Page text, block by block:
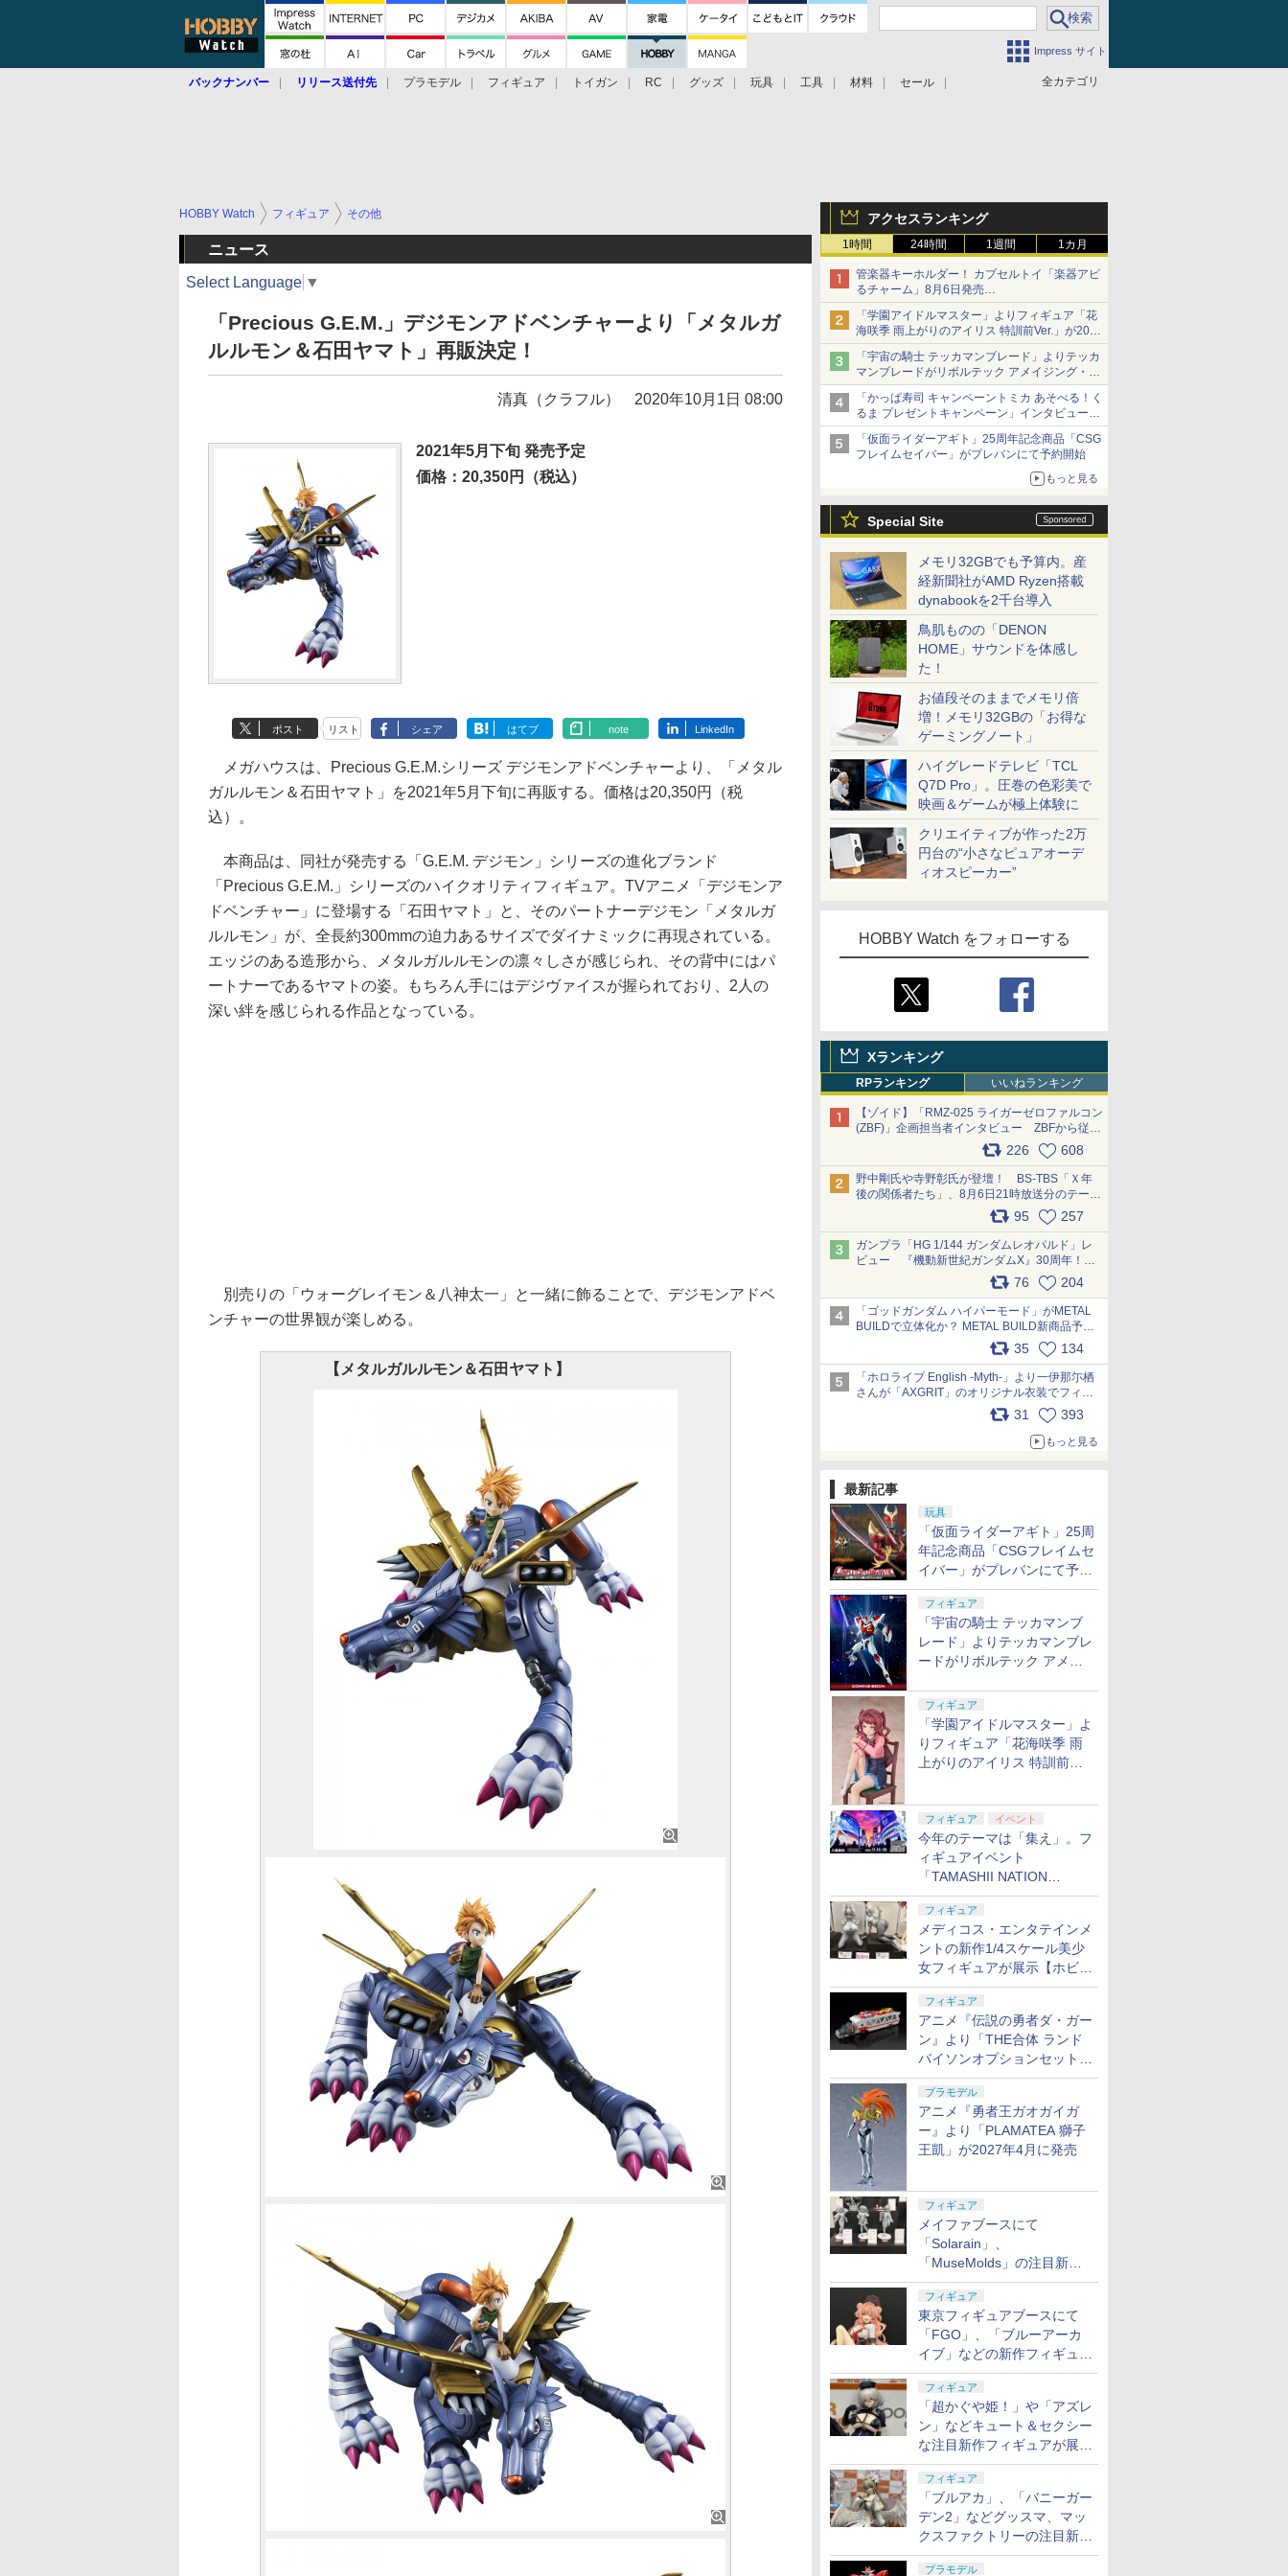
Impress サイト
全カテゴリ
バックナンバー リリース送付先 プラモデル フィギュア トイガン RC グッズ 玩具 工具 材料 セール
アクセスランキング
1時間 24時間 1週間 1カ月
管楽器キーホルダー！ カプセルトイ「楽器アピ
るチャーム」8月6日発売
チューバ、テナサクなど5種各3色
「学園アイドルマスター」よりフィギュア「花
海咲季 雨上がりのアイリス 特訓前Ver.」が2027
年4月に発売
「宇宙の騎士 テッカマンブレード」よりテッカ
マンブレードがリボルテック アメイジング・ヤ
マグチで商品化決定
「かっぱ寿司 キャンペーントミカ あそべる！く
るま プレゼントキャンペーン」インタビュー
子どもが楽しめるかっぱ寿司ならではの体験と
コラボの楽しさを追求
「仮面ライダーアギト」25周年記念商品「CSG
フレイムセイバー」がプレバンにて予約開始
もっと見る
Special Site
メモリ32GBでも予算内。産
経新聞社がAMD Ryzen搭載
dynabookを2千台導入
鳥肌ものの「DENON
HOME」サウンドを体感し
た！
お値段そのままでメモリ倍
増！メモリ32GBの「お得な
ゲーミングノート」
ハイグレードテレビ「TCL
Q7D Pro」。圧巻の色彩美で
映画＆ゲームが極上体験に
クリエイティブが作った2万
円台の“小さなピュアオーデ
ィオスピーカー”
HOBBY Watch をフォローする
Xランキング
RPランキング いいねランキング
【ゾイド】「RMZ-025 ライガーゼロファルコン
(ZBF)」企画担当者インタビュー ZBFから従来
デザインまで再現可能なボリューム満点のキッ
ト pic.x.com/6zOqQAQKkX
226 608
野中剛氏や寺野彰氏が登壇！ BS-TBS「Ｘ年
後の関係者たち」、8月6日21時放送分のテーマ
は「超合金」！ pic.x.com/uWyt1uyuFm
95 257
ガンプラ「HG 1/144 ガンダムレオパルド」レ
ビュー 『機動新世紀ガンダムX』30周年！イ
ンナーアームガトリングの変形機構まで再現し
最新フォーマットでキット化！
pic.x.com/nszPIDTpbg
76 204
「ゴッドガンダム ハイパーモード」がMETAL
BUILDで立体化か？ METAL BUILD新商品予告
が公開 pic.x.com/HIcLLIM3ar35 134
「ホロライブ English -Myth-」より一伊那尓栖
さんが「AXGRIT」のオリジナル衣装でフィギ
ュア化 pic.x.com/YMGhdIAzNa
31 393
もっと見る
最新記事
玩具
「仮面ライダーアギト」25周
年記念商品「CSGフレイムセ
イバー」がプレバンにて予約
開始
フィギュア
「宇宙の騎士 テッカマンブ
レード」よりテッカマンブレ
ードがリボルテック アメイ
定
フィギュア
「学園アイドルマスター」よ
りフィギュア「花海咲季 雨
上がりのアイリス 特訓前
フィギュア イベント
今年のテーマは「集え」。フ
ィギュアイベント
「TAMASHII NATION
2026」が11月13日より開催
決定
フィギュア
メディコス・エンタテインメ
ントの新作1/4スケール美少
女フィギュアが展示【ホビー
メーカー合同展示会】
フィギュア
アニメ『伝説の勇者ダ・ガー
ン』より「THE合体 ランド
バイソンオプションセット」
が2027年5月に発売
プラモデル
アニメ『勇者王ガオガイガ
ー』より「PLAMATEA 獅子
王凱」が2027年4月に発売
フィギュア
メイファブースにて
「Solarain」、
「MuseMolds」の注目新作
フィギュアが展示【ホビーメ
ーカー合同展示会】
フィギュア
東京フィギュアブースにて
「FGO」、「ブルーアーカ
イブ」などの新作フィギュア
が展示【ホビーメーカー合同
展示会】
フィギュア
「超かぐや姫！」や「アズレ
ン」などキュート＆セクシー
な注目新作フィギュアが展示
【ホビーメーカー合同展示
会】
フィギュア
「ブルアカ」、「バニーガー
デン2」などグッスマ、マッ
クスファクトリーの注目新作
フィギュアが展示【ホビーメ
プラモデル
HOBBY Watch フィギュア その他
ニュース
Select Language ▼
「Precious G.E.M.」デジモンアドベンチャーより「メタルガ
ルルモン＆石田ヤマト」再販決定！
清真（クラフル） 2020年10月1日 08:00
2021年5月下旬 発売予定
価格：20,350円（税込）
ポスト リスト シェア はてブ note LinkedIn
メガハウスは、Precious G.E.M.シリーズ デジモンアドベンチャーより、「メタル
ガルルモン＆石田ヤマト」を2021年5月下旬に再販する。価格は20,350円（税
込）。
本商品は、同社が発売する「G.E.M. デジモン」シリーズの進化ブランド
「Precious G.E.M.」シリーズのハイクオリティフィギュア。TVアニメ「デジモンア
ドベンチャー」に登場する「石田ヤマト」と、そのパートナーデジモン「メタルガ
ルルモン」が、全長約300mmの迫力あるサイズでダイナミックに再現されている。
エッジのある造形から、メタルガルルモンの凛々しさが感じられ、その背中にはパ
ートナーであるヤマトの姿。もちろん手にはデジヴァイスが握られており、2人の
深い絆を感じられる作品となっている。
別売りの「ウォーグレイモン＆八神太一」と一緒に飾ることで、デジモンアドベ
ンチャーの世界観が楽しめる。
【メタルガルルモン＆石田ヤマト】